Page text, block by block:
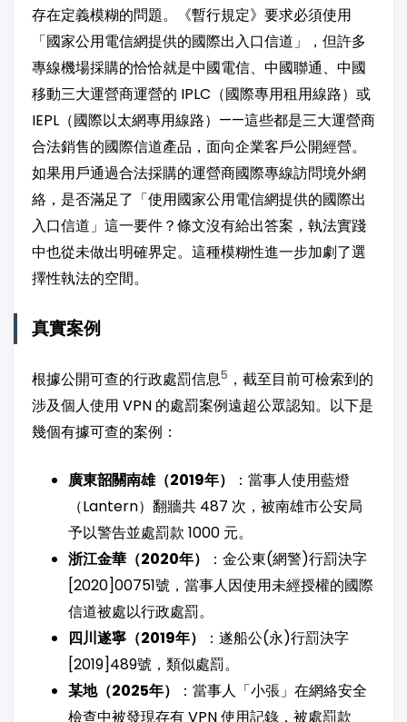
存在定義模糊的問題。《暫行規定》要求必須使用
「國家公用電信網提供的國際出入口信道」，但許多
專線機場採購的恰恰就是中國電信、中國聯通、中國
移動三大運營商運營的 IPLC（國際專用租用線路）或
IEPL（國際以太網專用線路）——這些都是三大運營商
合法銷售的國際信道產品，面向企業客戶公開經營。
如果用戶通過合法採購的運營商國際專線訪問境外網
絡，是否滿足了「使用國家公用電信網提供的國際出
入口信道」這一要件？條文沒有給出答案，執法實踐
中也從未做出明確界定。這種模糊性進一步加劇了選
擇性執法的空間。
真實案例
根據公開可查的行政處罰信息5 ，截至目前可檢索到的
涉及個人使用 VPN 的處罰案例遠超公眾認知。以下是
幾個有據可查的案例：
廣東韶關南雄（2019年）
：當事人使用藍燈
（Lantern）翻牆共 487 次，被南雄市公安局
予以警告並處罰款 1000 元。
浙江金華（2020年）
：金公東(網警)行罰決字
[2020]00751號，當事人因使用未經授權的國際
信道被處以行政處罰。
四川遂寧（2019年）
：遂船公(永)行罰決字
[2019]489號，類似處罰。
某地（2025年）
：當事人「小張」在網絡安全
檢查中被發現存有 VPN 使用記錄，被處罰款